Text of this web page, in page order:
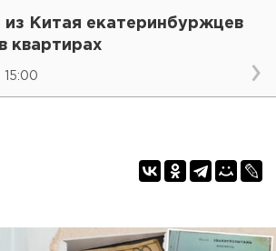
из Китая екатеринбуржцев
квартирах